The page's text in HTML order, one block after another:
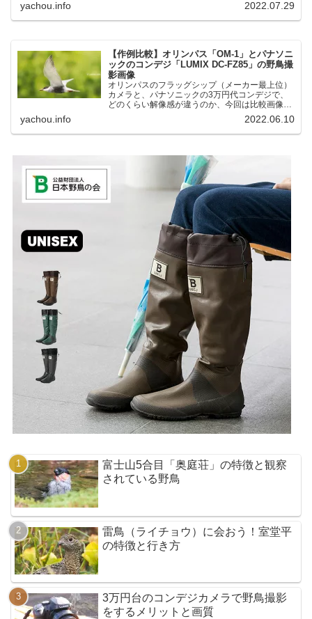
湖にいる野鳥それぞれ違う観察になりました。街
中にあり、電車で行ける...
yachou.info 2022.07.29
【作例比較】オリンパス「OM-1」とパナソニ
ックのコンデジ「LUMIX DC-FZ85」の野鳥撮
影画像
オリンパスのフラッグシップ（メーカー最上位）
カメラと、パナソニックの3万円代コンデジで、
どのくらい解像感が違うのか、今回は比較画像を
紹介します。私はコンデジを愛用しているのです
が、相棒がオリンパス「OM-1」を使い始めたと
ころ、同じ被写体で...
yachou.info 2022.06.10
富士山5合目「奥庭荘」の特徴と観察
されている野鳥
雷鳥（ライチョウ）に会おう！室堂平
の特徴と行き方
3万円台のコンデジカメラで野鳥撮影
をするメリットと画質